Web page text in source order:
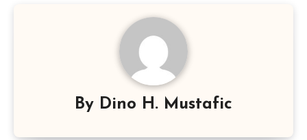
By Dino H. Mustafic